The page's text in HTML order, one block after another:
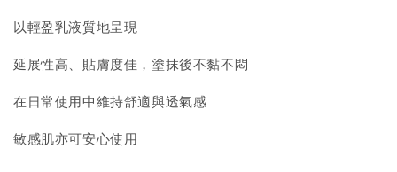
以輕盈乳液質地呈現
延展性高、貼膚度佳，塗抹後不黏不悶
在日常使用中維持舒適與透氣感
敏感肌亦可安心使用